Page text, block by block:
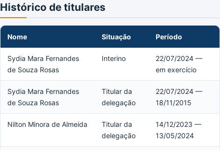
Histórico de titulares
Nome Situação Período
Sydia Mara Fernandes
de Souza Rosas
Interino
22/07/2024 —
em exercício
Sydia Mara Fernandes
de Souza Rosas
Titular da
delegação
22/07/2024 —
18/11/2015
Nilton Minora de Almeida
Titular da
delegação
14/12/2023 —
13/05/2024